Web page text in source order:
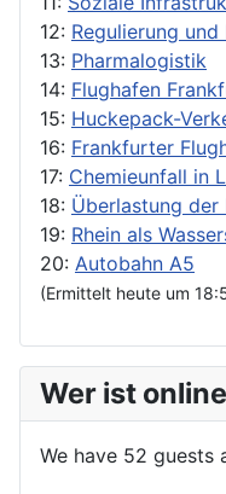
12: Regulierung
13: Pharmalogistik
14: Flughafen
15: Huckepack-
16: Frankfurter
17: Chemieunfall in
18: Überlastung
19: Rhein als
20: Autobahn A5
(Ermittelt heute um
Wer ist online
We have 52 guests